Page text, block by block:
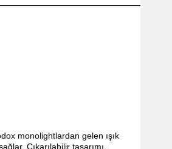
monolightlardan gelen ışık
Çıkarılabilir tasarımı,